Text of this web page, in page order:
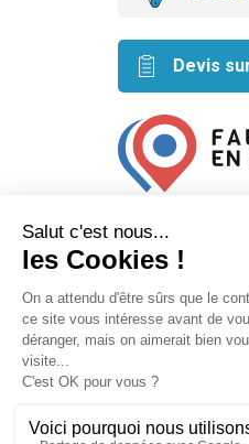
Devis
Retrouvez nos